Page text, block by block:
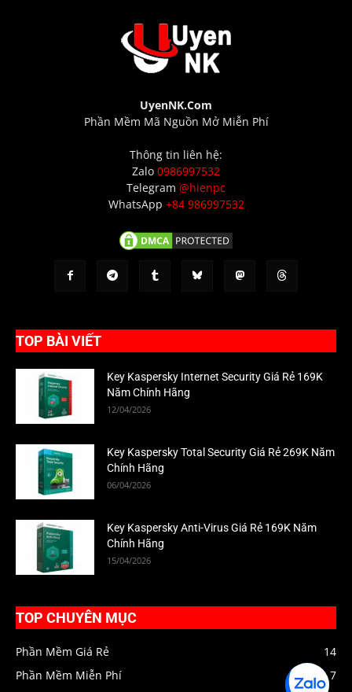
UyenNK.Com
Phần Mềm Mã Nguồn Mở Miễn Phí
Thông tin liên hệ:
Zalo 0986997532
Telegram @hienpc
WhatsApp +84 986997532
TOP BÀI VIẾT
Key Kaspersky Internet Security Giá Rẻ 169K
Năm Chính Hãng
12/04/2026
Key Kaspersky Total Security Giá Rẻ 269K Năm
Chính Hãng
06/04/2026
Key Kaspersky Anti-Virus Giá Rẻ 169K Năm
Chính Hãng
15/04/2026
TOP CHUYÊN MỤC
Phần Mềm Giá Rẻ
14
Phần Mềm Miễn Phí
7
Zalo